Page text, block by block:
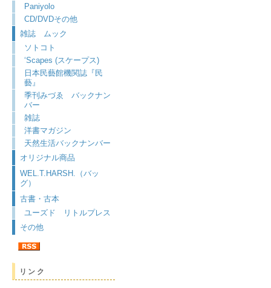
Paniyolo
CD/DVDその他
雑誌 ムック
ソトコト
‘Scapes (スケープス)
日本民藝館機関誌『民
藝』
季刊みづゑ バックナン
バー
雑誌
洋書マガジン
天然生活バックナンバー
オリジナル商品
WEL.T.HARSH.（バッ
グ）
古書・古本
ユーズド リトルプレス
その他
リンク